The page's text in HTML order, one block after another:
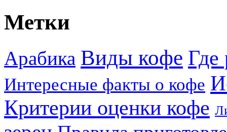
Метки
Арабика Виды кофе Где
Интересные факты о кофе
Критерии оценки кофе